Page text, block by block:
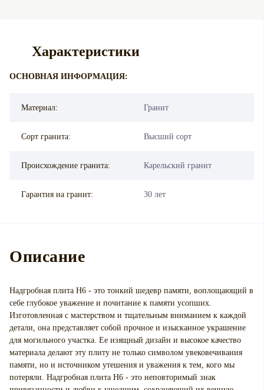
Характеристики
ОСНОВНАЯ ИНФОРМАЦИЯ:
Материал: Гранит
Сорт гранита: Высший сорт
Происхождение гранита: Карельский гранит
Гарантия на гранит: 30 лет
Описание
Надгробная плита Н6 - это тонкий шедевр памяти, воплощающий в
себе глубокое уважение и почитание к памяти усопших.
Изготовленная с мастерством и тщательным вниманием к каждой
детали, она представляет собой прочное и изысканное украшение
для могильного участка. Ее изящный дизайн и высокое качество
материала делают эту плиту не только символом увековечивания
памяти, но и источником утешения и уважения к тем, кого мы
потеряли. Надгробная плита Н6 - это неповторимый знак